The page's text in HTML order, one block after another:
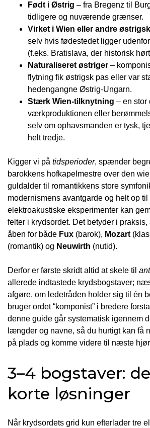
Født i Østrig – fra Bregenz til
tidligere og nuværende grænser.
Virket i Wien eller andre
selv hvis fødestedet ligger
(f.eks. Bratislava, der historisk
Naturaliseret østriger –
flytning fik østrigsk pas eller var
hedengangne Østrig-Ungarn.
Stærk Wien-tilknytning – en stor
værkproduktionen eller
selv om ophavsmanden er tysk,
helt tredje.
Kigger vi på tidsperioder, spænder
barokkens hofkapelmestre over den
guldalder til romantikkens store
modernismens avantgarde og helt op
elektroakustiske eksperimenter kan
felter i kryds­ordet. Det betyder i
åben for både Fux (barok), Mozart
(romantik) og Neuwirth (nutid).
Derfor er første skridt altid at skele til
allerede indtastede krydsbogstaver;
afgøre, om ledetråden holder sig til én
bruger ordet “komponist” i bredere
denne guide går systematisk igennem
længder og navne, så du hurtigt kan få
på plads og komme videre til næste
3–4 bogstaver:
korte løsninger
Når krydsordets grid kun efterlader tre